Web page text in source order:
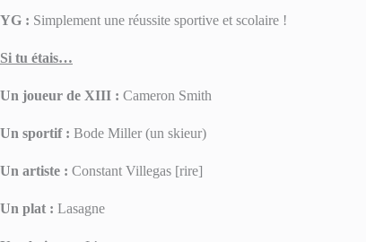
YG : Simplement une réussite sportive et scolaire !
Si tu étais…
Un joueur de XIII : Cameron Smith
Un sportif : Bode Miller (un skieur)
Un artiste : Constant Villegas [rire]
Un plat : Lasagne